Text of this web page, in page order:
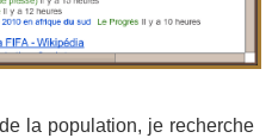
la population, je recherche